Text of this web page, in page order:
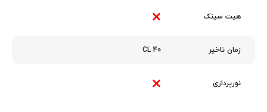
هیت سینک
زمان تاخیر 40 CL
نورپردازی